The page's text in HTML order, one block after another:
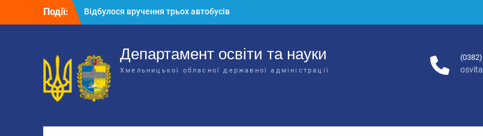
Події:
Відбулося вручення трьох автобусів
для потреб закладів освіти
Департаменту освіти та науки обласної
державної адміністрації
Відбулась обласна нарада для
відповідальних за національно-
патріотичне виховання
Департамент освіти та науки
Хмельницької обласної державної адміністрації